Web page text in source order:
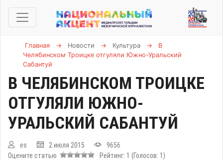
Главная → Новости → Культура →
В
Челябинском Троицке отгуляли Южно-Уральский
Сабантуй
В ЧЕЛЯБИНСКОМ ТРОИЦКЕ
ОТГУЛЯЛИ ЮЖНО-
УРАЛЬСКИЙ САБАНТУЙ
es 2 июля 2015
9656
Оцените статью
Рейтинг: 1 (Голосов: 1 )